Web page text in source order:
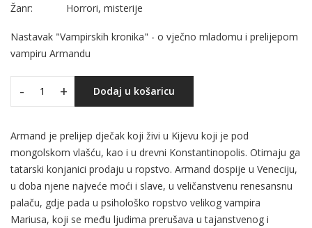
Žanr:
Horrori, misterije
Nastavak "Vampirskih kronika" - o vječno mladomu i prelijepom
vampiru Armandu
- + Dodaj u košaricu
Armand je prelijep dječak koji živi u Kijevu koji je pod
mongolskom vlašću, kao i u drevni Konstantinopolis. Otimaju ga
tatarski konjanici prodaju u ropstvo. Armand dospije u Veneciju,
u doba njene najveće moći i slave, u veličanstvenu renesansnu
palaču, gdje pada u psihološko ropstvo velikog vampira
Mariusa, koji se među ljudima prerušava u tajanstvenog i